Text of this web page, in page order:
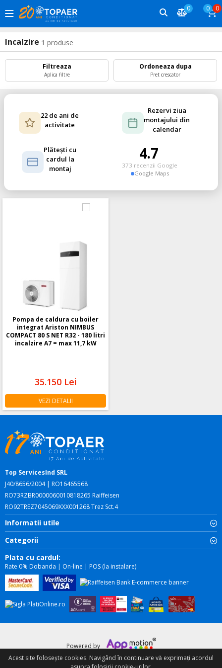
0 0 0
Incalzire 1 produse
Filtreaza
Aplica filtre
Ordoneaza dupa
Pret crescator
22 de ani de
activitate
Rezervi ziua
montajului din
calendar
Plătești cu
cardul la
montaj
4.7
373 recenzii Google
Google Maps
Pompa de caldura cu boiler
integrat Ariston NIMBUS
COMPACT 80 S NET R32 - 180 litri
incalzire A7 = max 11,7 kW
35.150 Lei
VEZI DETALII
Top ServicesInd SRL
J40/8656/2004 | RO16465568
RO73RZBR0000060010818265 Raiffeisen
RO92TREZ7045069XXX001268 Trez Sct.4
Informatii utile
Categorii
Plata cu cardul:
Rate 0% Dobanda | On-line | POS (la instalare)
Powered by
Acest site foloseşte cookies. Navigând în continuare vă exprimați acordul